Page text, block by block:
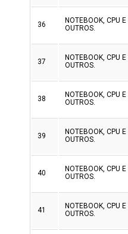
36
NOTEBOOK, CPU E
OUTROS.
37
NOTEBOOK, CPU E
OUTROS.
38
NOTEBOOK, CPU E
OUTROS.
39
NOTEBOOK, CPU E
OUTROS.
40
NOTEBOOK, CPU E
OUTROS.
41
NOTEBOOK, CPU E
OUTROS.